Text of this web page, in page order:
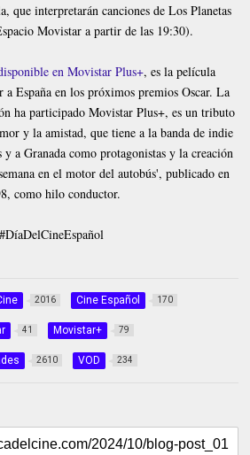
que interpretarán canciones de Los Planetas
Movistar a partir de las 19:30).
en Movistar Plus+, es la película
a España en los próximos premios Oscar. La
ha participado Movistar Plus+, es un tributo
y la amistad, que tiene a la banda de indie
a Granada como protagonistas y la creación
en el motor del autobús', publicado en
como hilo conductor.
#DíaDelCineEspañol
2016 Cine Español 170
41 Movistar+ 79
2610 VOD 234